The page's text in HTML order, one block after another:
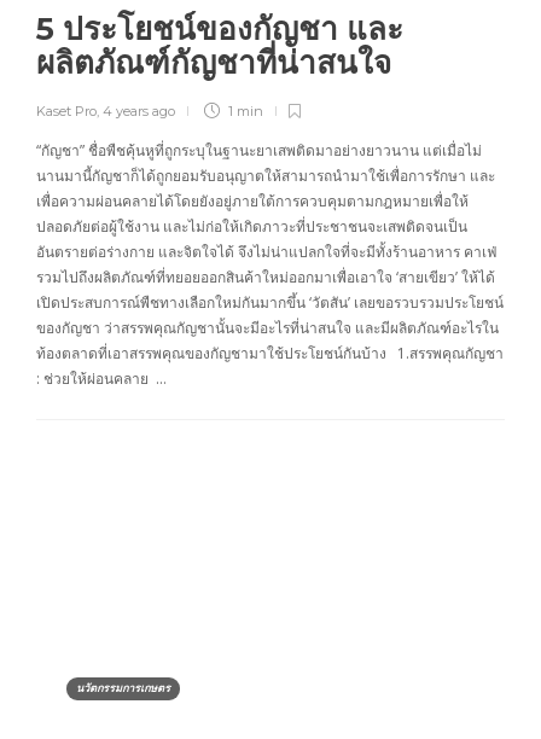
5 ประโยชน์ของกัญชา และ
ผลิตภัณฑ์กัญชาที่น่าสนใจ
Kaset Pro, 4 years ago 1 min
“กัญชา” ชื่อพืชคุ้นหูที่ถูกระบุในฐานะยาเสพติดมาอย่างยาวนาน แต่เมื่อไม่
นานมานี้กัญชาก็ได้ถูกยอมรับอนุญาตให้สามารถนำมาใช้เพื่อการรักษา และ
เพื่อความผ่อนคลายได้โดยยังอยู่ภายใต้การควบคุมตามกฎหมายเพื่อให้
ปลอดภัยต่อผู้ใช้งาน และไม่ก่อให้เกิดภาวะที่ประชาชนจะเสพติดจนเป็น
อันตรายต่อร่างกาย และจิตใจได้ จึงไม่น่าแปลกใจที่จะมีทั้งร้านอาหาร คาเฟ่
รวมไปถึงผลิตภัณฑ์ที่ทยอยออกสินค้าใหม่ออกมาเพื่อเอาใจ ‘สายเขียว’ ให้ได้
เปิดประสบการณ์พืชทางเลือกใหม่กันมากขึ้น ‘วัตสัน’ เลยขอรวบรวมประโยชน์
ของกัญชา ว่าสรรพคุณกัญชานั้นจะมีอะไรที่น่าสนใจ และมีผลิตภัณฑ์อะไรใน
ท้องตลาดที่เอาสรรพคุณของกัญชามาใช้ประโยชน์กันบ้าง 1.สรรพคุณกัญชา
: ช่วยให้ผ่อนคลาย …
นวัตกรรมการเกษตร